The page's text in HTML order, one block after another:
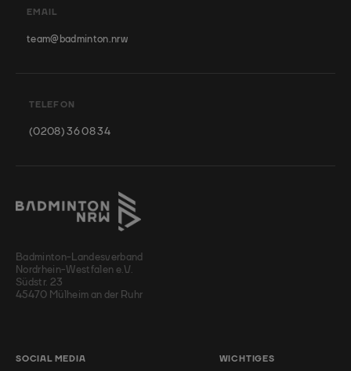
EMAIL
team@badminton.nrw
TELEFON
(0208) 36 08 34
Badminton-Landesverband
Nordrhein-Westfalen e.V.
Südstr. 23
45470 Mülheim an der Ruhr
SOCIAL MEDIA WICHTIGES